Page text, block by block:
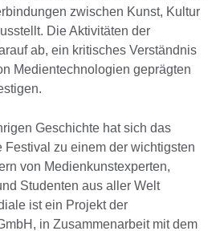
zwischen Kunst, Kultur
Die Aktivitäten der
ab, ein kritisches Verständnis
Medientechnologien geprägten
Geschichte hat sich das
Festival zu einem der wichtigsten
von Medienkunstexperten,
Studenten aus aller Welt
ist ein Projekt der
in Zusammenarbeit mit dem